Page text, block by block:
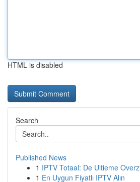
HTML is disabled
Search
Published News
1 IPTV Totaal: De Ultieme
1 En Uygun Fiyatlı IPTV Alın